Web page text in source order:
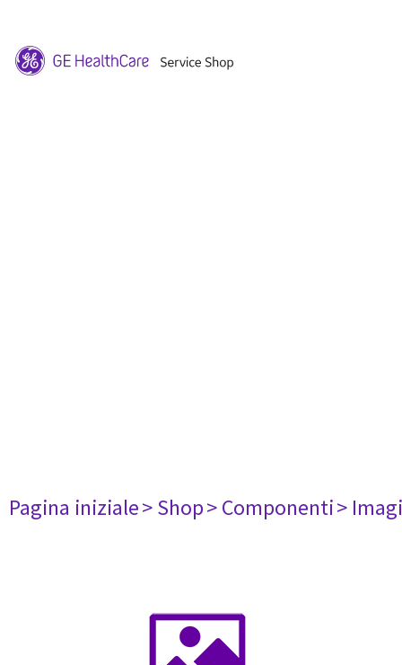
Pagina iniziale> Shop> Componenti>